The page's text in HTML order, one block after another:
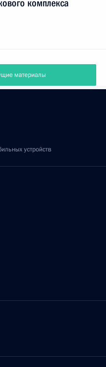
комплекса
материалы
устройств